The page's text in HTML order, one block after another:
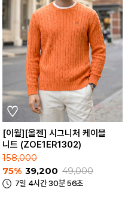
[이월][올젠] 시그니처 케이블
니트 (ZOE1ER1302)
158,000
75% 39,200 49,000
7일 4시간 30분 56초